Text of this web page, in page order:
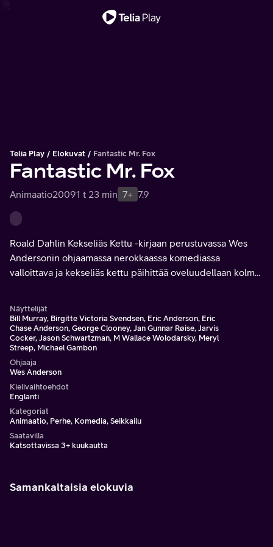
Telia Play Elokuvat Fantastic Mr. Fox
Fantastic Mr. Fox
Animaatio20091 t 23 min 7+ 7.9
Roald Dahlin Kekseliäs Kettu -kirjaan perustuvassa Wes
Andersonin ohjaamassa nerokkaassa komediassa
valloittava ja kekseliäs kettu päihittää oveluudellaan kolme
Näyttelijät
Bill Murray, Birgitte Victoria Svendsen, Eric Anderson, Eric
Chase Anderson, George Clooney, Jan Gunnar Røise, Jarvis
Cocker, Jason Schwartzman, M Wallace Wolodarsky, Meryl
Streep, Michael Gambon
Ohjaaja
Wes Anderson
Kielivaihtoehdot
Englanti
Kategoriat
Animaatio, Perhe, Komedia, Seikkailu
Saatavilla
Katsottavissa 3+ kuukautta
Samankaltaisia elokuvia